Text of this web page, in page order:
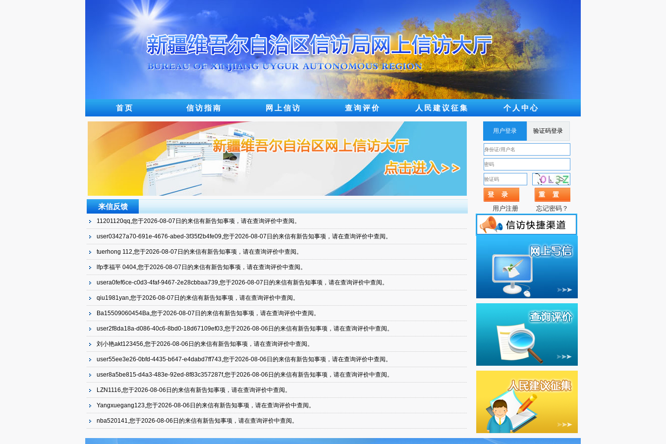
首页 信访指南 网上信访 查询评价 人民建议征集 个人中心
来信反馈
11201120qq,您于2026-08-07日的来信有新告知事项，请在查询评价中查阅。
user03427a70-691e-4676-abed-3f35f2b4fe09,您于2026-08-07日的来信有新告知事项，请在查询评价中查阅。
tuerhong 112,您于2026-08-07日的来信有新告知事项，请在查询评价中查阅。
lfp李福平 0404,您于2026-08-07日的来信有新告知事项，请在查询评价中查阅。
usera0fef6ce-c0d3-4faf-9467-2e28cbbaa739,您于2026-08-07日的来信有新告知事项，请在查询评价中查阅。
qiu1981yan,您于2026-08-07日的来信有新告知事项，请在查询评价中查阅。
Ba15509060454Ba,您于2026-08-07日的来信有新告知事项，请在查询评价中查阅。
user2f8da18a-d086-40c6-8bd0-18d67109ef03,您于2026-08-06日的来信有新告知事项，请在查询评价中查阅。
刘小艳akt123456,您于2026-08-06日的来信有新告知事项，请在查询评价中查阅。
user55ee3e26-0bfd-4435-b647-e4dabd7ff743,您于2026-08-06日的来信有新告知事项，请在查询评价中查阅。
user8a5be815-d4a3-483e-92ed-8f83c357287f,您于2026-08-06日的来信有新告知事项，请在查询评价中查阅。
LZN1116,您于2026-08-06日的来信有新告知事项，请在查询评价中查阅。
Yangxuegang123,您于2026-08-06日的来信有新告知事项，请在查询评价中查阅。
nba520141,您于2026-08-06日的来信有新告知事项，请在查询评价中查阅。
用户登录 验证码登录
用户注册 忘记密码？